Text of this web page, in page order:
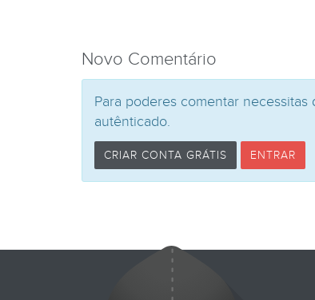
Novo Comentário
Para poderes comentar
autênticado.
CRIAR CONTA GRÁTIS ENTRAR